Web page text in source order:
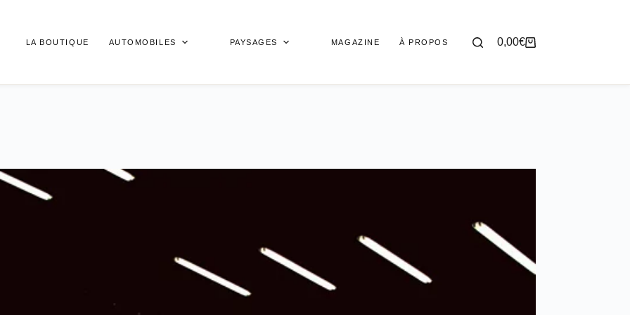
LA BOUTIQUE AUTOMOBILES PAYSAGES MAGAZINE À PROPOS
Panier
0,00€